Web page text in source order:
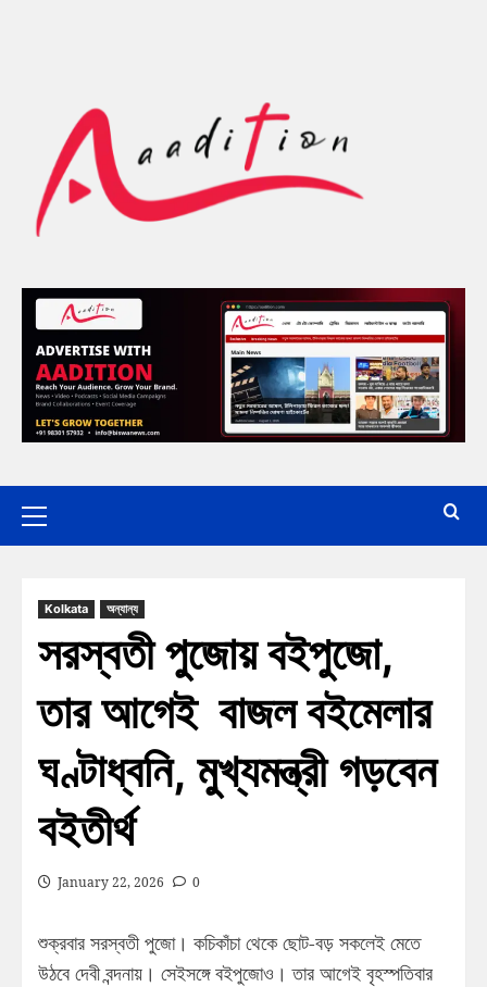
Kolkata অন্যান্য
সরস্বতী পুজোয় বইপুজো,
তার আগেই বাজল বইমেলার
ঘণ্টাধ্বনি, মুখ্যমন্ত্রী গড়বেন
বইতীর্থ
January 22, 2026 0
শুক্রবার সরস্বতী পুজো। কচিকাঁচা থেকে ছোট-বড় সকলেই মেতে
উঠবে দেবী বন্দনায়। সেইসঙ্গে বইপুজোও। তার আগেই বৃহস্পতিবার